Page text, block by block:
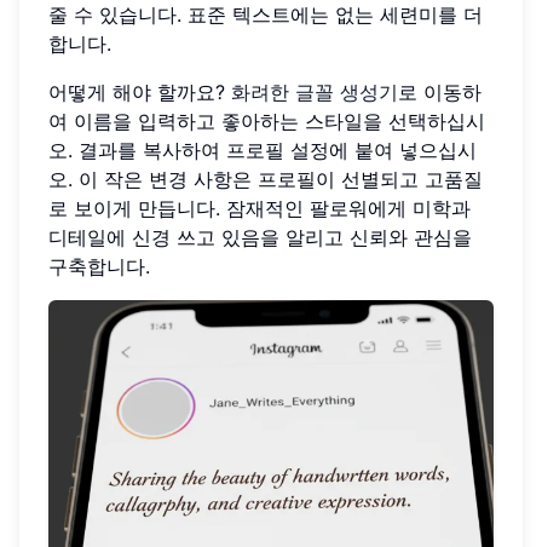
줄 수 있습니다. 표준 텍스트에는 없는 세련미를 더
합니다.
어떻게 해야 할까요? 화려한 글꼴 생성기로 이동하
여 이름을 입력하고 좋아하는 스타일을 선택하십시
오. 결과를 복사하여 프로필 설정에 붙여 넣으십시
오. 이 작은 변경 사항은 프로필이 선별되고 고품질
로 보이게 만듭니다. 잠재적인 팔로워에게 미학과
디테일에 신경 쓰고 있음을 알리고 신뢰와 관심을
구축합니다.